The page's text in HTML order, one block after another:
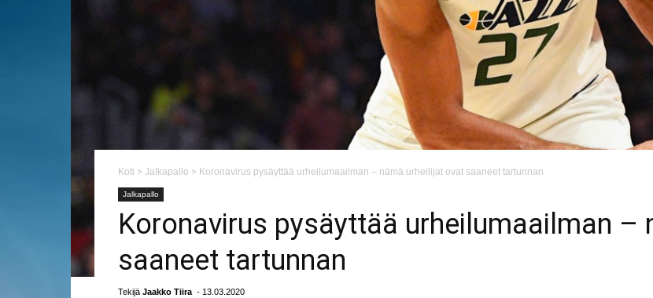
Koti > Jalkapallo > Koronavirus pysäyttää urheilumaailman – nämä urheilijat ovat saaneet tartunnan
Jalkapallo
Koronavirus pysäyttää urheilumaailman –
saaneet tartunnan
Tekijä Jaakko Tiira - 13.03.2020